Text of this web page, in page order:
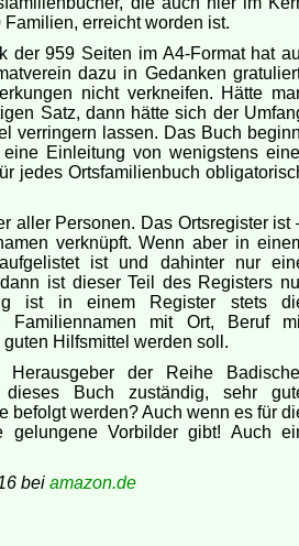
erreicht worden ist.
der 959 Seiten im A4-Format hat
dazu in Gedanken
nicht verkneifen. Hätte
Satz, dann hätte sich der
verringern lassen. Das Buch
Einleitung von wenigstens
jedes Ortsfamilienbuch
aller Personen. Das Ortsregister ist
verknüpft. Wenn aber in
ist und dahinter nur
ist dieser Teil des Registers
ist in einem Register stets
Familiennamen mit Ort, Beruf
Hilfsmittel werden soll.
der Reihe
Buch zuständig, sehr
befolgt werden? Auch wenn es für
gelungene Vorbilder gibt! Auch
bei amazon.de